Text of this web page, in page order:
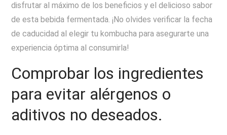
disfrutar al máximo de los beneficios y el delicioso sabor
de esta bebida fermentada. ¡No olvides verificar la fecha
de caducidad al elegir tu kombucha para asegurarte una
experiencia óptima al consumirla!
Comprobar los ingredientes
para evitar alérgenos o
aditivos no deseados.